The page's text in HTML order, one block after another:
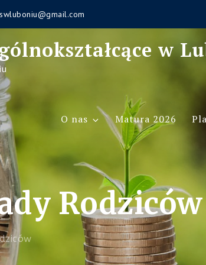
w
O nas Matura 2026
Rodziców